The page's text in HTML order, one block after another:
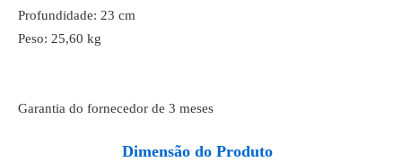
Profundidade: 23 cm
Peso: 25,60 kg
Garantia do fornecedor de 3 meses
Dimensão do Produto